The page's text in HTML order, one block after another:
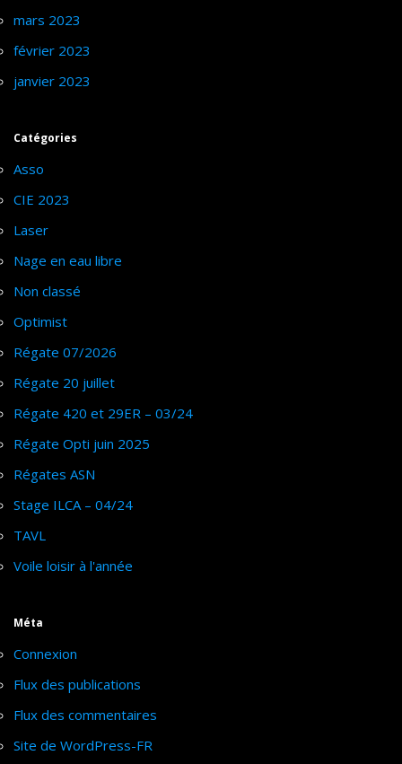
mars 2023
février 2023
janvier 2023
Catégories
Asso
CIE 2023
Laser
Nage en eau libre
Non classé
Optimist
Régate 07/2026
Régate 20 juillet
Régate 420 et 29ER – 03/24
Régate Opti juin 2025
Régates ASN
Stage ILCA – 04/24
TAVL
Voile loisir à l'année
Méta
Connexion
Flux des publications
Flux des commentaires
Site de WordPress-FR